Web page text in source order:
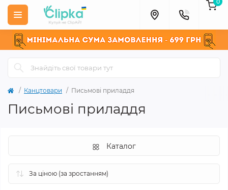
Канцтовари Письмові приладдя
Письмові приладдя
Каталог